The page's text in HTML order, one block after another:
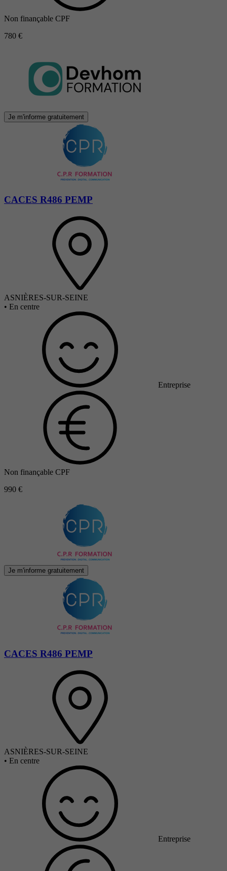
Non finançable CPF
780 €
Je m'informe gratuitement
CACES R486 PEMP
ASNIÈRES-SUR-SEINE
• En centre
Entreprise
Non finançable CPF
990 €
Je m'informe gratuitement
CACES R486 PEMP
ASNIÈRES-SUR-SEINE
• En centre
Entreprise